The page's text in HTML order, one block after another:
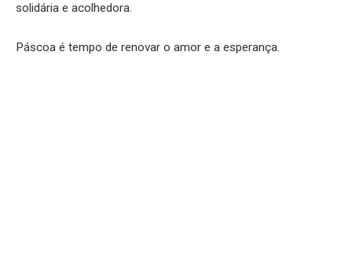
solidária e acolhedora.
Páscoa é tempo de renovar o amor e a esperança.